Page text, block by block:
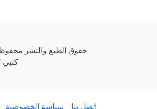
كتبي PDF
إتصل بنا سياسة الخصوصية